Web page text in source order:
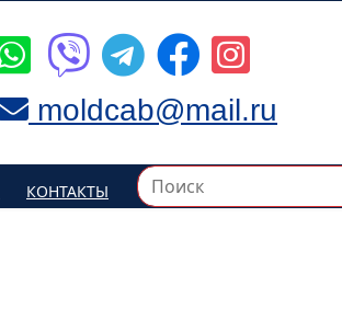
moldcab@mail.ru
КОНТАКТЫ